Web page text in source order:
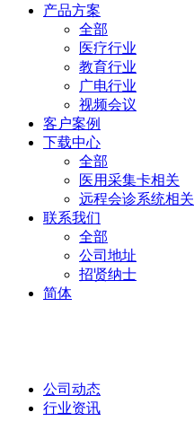
产品方案
全部
医疗行业
教育行业
广电行业
视频会议
客户案例
下载中心
全部
医用采集卡相关
远程会诊系统相关
联系我们
全部
公司地址
招贤纳士
简体
公司动态
行业资讯